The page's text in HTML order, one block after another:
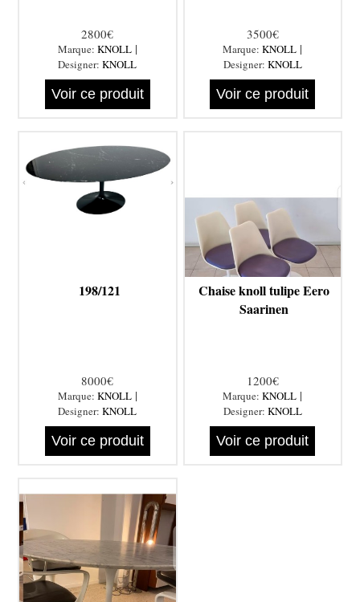
2800€
Marque: KNOLL|
Designer:KNOLL
Voir ce produit
3500€
Marque:KNOLL |
Designer: KNOLL
Voir ce produit
198/121
8000€
Marque: KNOLL|
Designer:KNOLL
Voir ce produit
Chaise knoll tulipe Eero
Saarinen
1200€
Marque:KNOLL |
Designer: KNOLL
Voir ce produit